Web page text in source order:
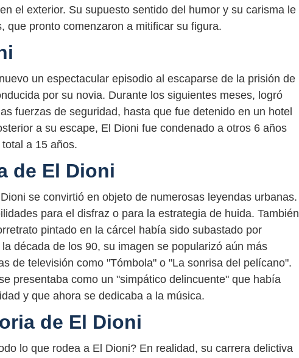
el exterior. Su supuesto sentido del humor y su carisma le
que pronto comenzaron a mitificar su figura.
un espectacular episodio al escaparse de la prisión de
por su novia. Durante los siguientes meses, logró
fuerzas de seguridad, hasta que fue detenido en un hotel
a su escape, El Dioni fue condenado a otros 6 años
a 15 años.
de El Dioni
se convirtió en objeto de numerosas leyendas urbanas.
para el disfraz o para la estrategia de huida. También
pintado en la cárcel había sido subastado por
década de los 90, su imagen se popularizó aún más
de televisión como "Tómbola" o "La sonrisa del pelícano".
presentaba como un "simpático delincuente" que había
y que ahora se dedicaba a la música.
de El Dioni
lo que rodea a El Dioni? En realidad, su carrera delictiva